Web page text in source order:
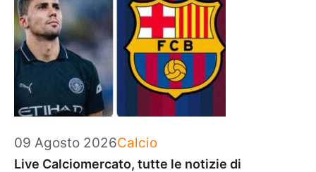
09 Agosto 2026Categorie
Calcio
Live Calciomercato, tutte le notizie di